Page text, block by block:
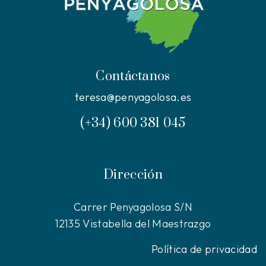
Contáctanos
teresa@penyagolosa.es
(+34) 600 381 045
Dirección
Carrer Penyagolosa S/N
12135 Vistabella del Maestrazgo
Política de privacidad